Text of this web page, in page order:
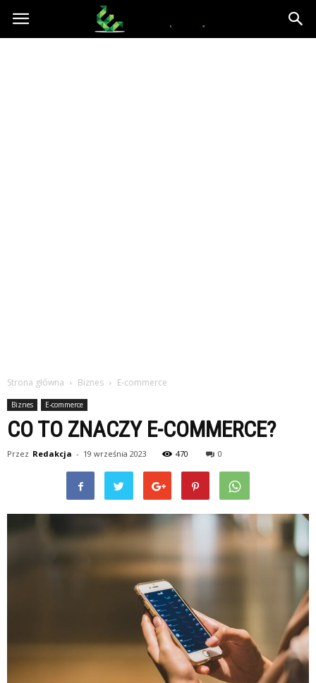
epce.org.pl
Strona główna Biznes E-commerce
Biznes E-commerce
CO TO ZNACZY E-COMMERCE?
Przez Redakcja - 19 września 2023 470 0